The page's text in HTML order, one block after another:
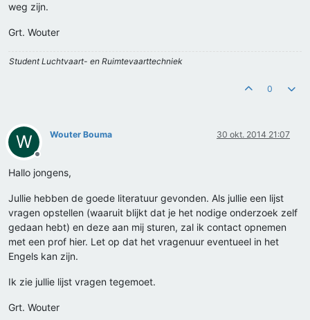
weg zijn.
Grt. Wouter
Student Luchtvaart- en Ruimtevaarttechniek
0
W
Offline
Wouter Bouma 30 okt. 2014 21:07
Hallo jongens,
Jullie hebben de goede literatuur gevonden. Als jullie een lijst
vragen opstellen (waaruit blijkt dat je het nodige onderzoek zelf
gedaan hebt) en deze aan mij sturen, zal ik contact opnemen
met een prof hier. Let op dat het vragenuur eventueel in het
Engels kan zijn.
Ik zie jullie lijst vragen tegemoet.
Grt. Wouter